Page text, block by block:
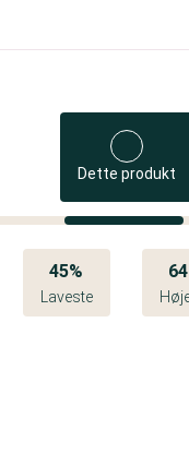
Dette produkt
45%
Laveste